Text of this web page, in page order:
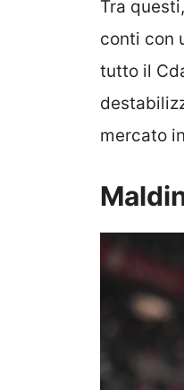
Tra
conti con
tutto il
mercato